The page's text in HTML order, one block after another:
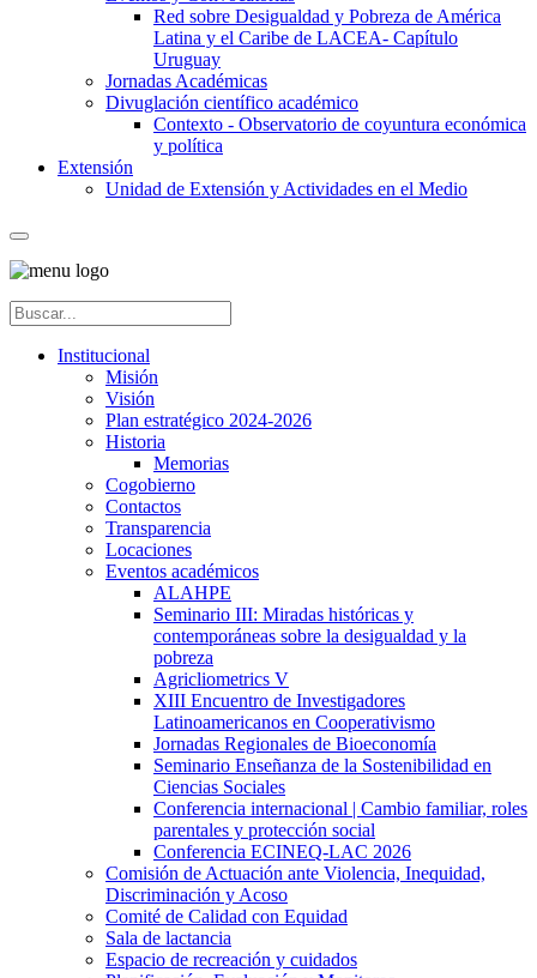
Red sobre Desigualdad y Pobreza de América
Latina y el Caribe de LACEA- Capítulo
Uruguay
Jornadas Académicas
Divuglación científico académico
Contexto - Observatorio de coyuntura económica
y política
Extensión
Unidad de Extensión y Actividades en el Medio
Institucional
Misión
Visión
Plan estratégico 2024-2026
Historia
Memorias
Cogobierno
Contactos
Transparencia
Locaciones
Eventos académicos
ALAHPE
Seminario III: Miradas históricas y
contemporáneas sobre la desigualdad y la
pobreza
Agricliometrics V
XIII Encuentro de Investigadores
Latinoamericanos en Cooperativismo
Jornadas Regionales de Bioeconomía
Seminario Enseñanza de la Sostenibilidad en
Ciencias Sociales
Conferencia internacional | Cambio familiar, roles
parentales y protección social
Conferencia ECINEQ-LAC 2026
Comisión de Actuación ante Violencia, Inequidad,
Discriminación y Acoso
Comité de Calidad con Equidad
Sala de lactancia
Espacio de recreación y cuidados